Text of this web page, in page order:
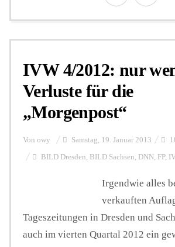
IVW 4/2012: nur
Verluste für die
„Morgenpost“
Von owy Samstag, 19. Januar 2013
BILD Dresden, BILD Sachsen, DNN, FP,
Irgendwie alles
verkauften
Tageszeitungen in Dresden und
auch im vierten Quartal 2012 ein